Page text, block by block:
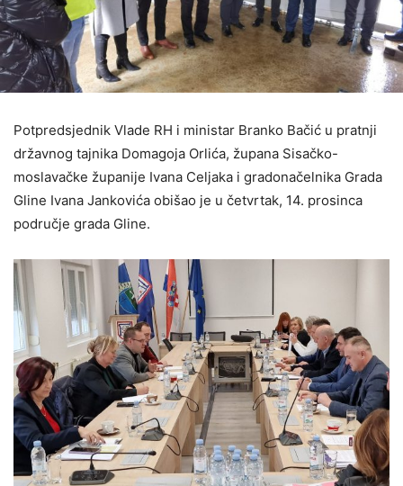
Potpredsjednik Vlade RH i ministar Branko Bačić u pratnji
državnog tajnika Domagoja Orlića, župana Sisačko-
moslavačke županije Ivana Celjaka i gradonačelnika Grada
Gline Ivana Jankovića obišao je u četvrtak, 14. prosinca
područje grada Gline.